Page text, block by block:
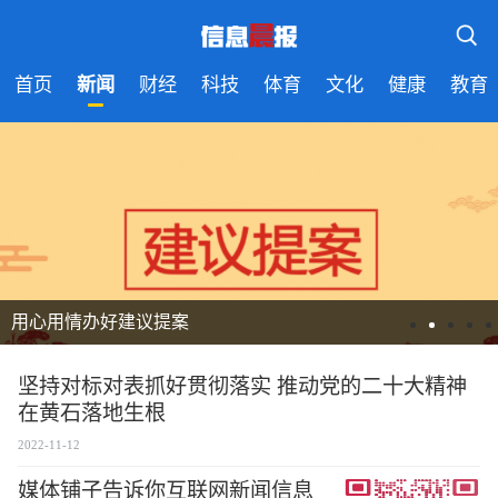
首页 新闻 财经 科技 体育 文化 健康 教育
用心用情办好建议提案
坚持对标对表抓好贯彻落实 推动党的二十大精神
在黄石落地生根
2022-11-12
媒体铺子告诉你互联网新闻信息